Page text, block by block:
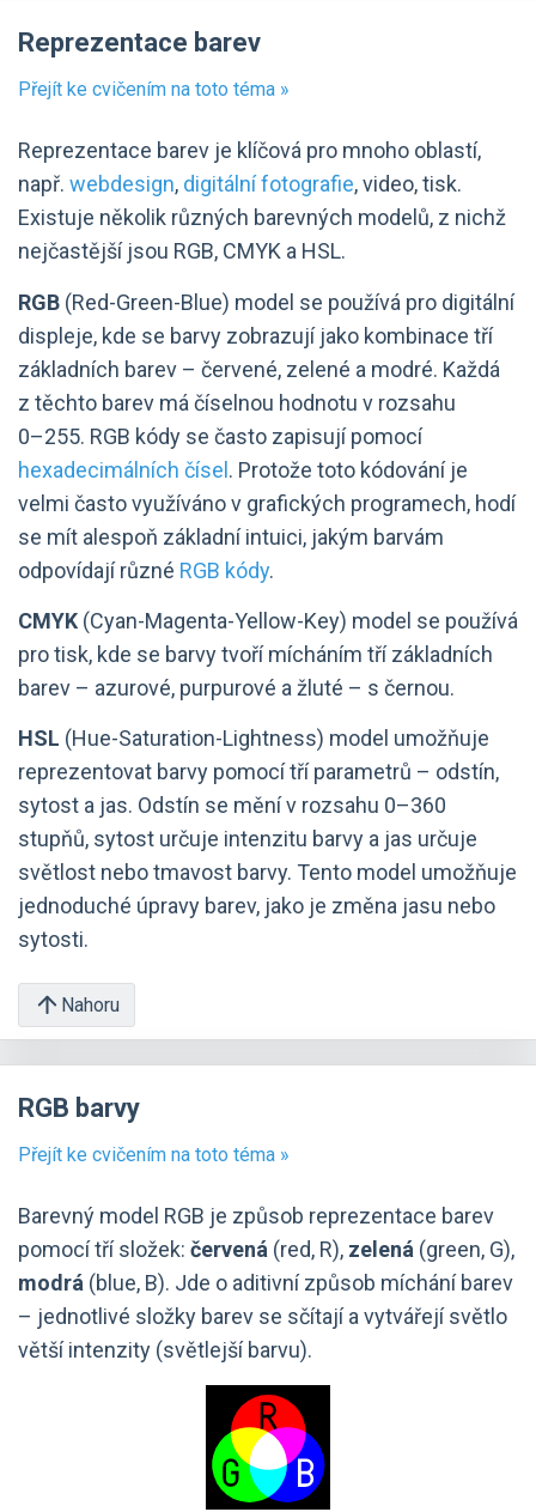
Reprezentace barev
Přejít ke cvičením na toto téma »
Reprezentace barev je klíčová pro mnoho oblastí,
např. webdesign, digitální fotografie, video, tisk.
Existuje několik různých barevných modelů, z nichž
nejčastější jsou RGB, CMYK a HSL.
RGB (Red-Green-Blue) model se používá pro digitální
displeje, kde se barvy zobrazují jako kombinace tří
základních barev – červené, zelené a modré. Každá
z těchto barev má číselnou hodnotu v rozsahu
0–⁠255. RGB kódy se často zapisují pomocí
hexadecimálních čísel. Protože toto kódování je
velmi často využíváno v grafických programech, hodí
se mít alespoň základní intuici, jakým barvám
odpovídají různé RGB kódy.
CMYK (Cyan-Magenta-Yellow-Key) model se používá
pro tisk, kde se barvy tvoří mícháním tří základních
barev – azurové, purpurové a žluté – s černou.
HSL (Hue-Saturation-Lightness) model umožňuje
reprezentovat barvy pomocí tří parametrů – odstín,
sytost a jas. Odstín se mění v rozsahu 0–⁠360
stupňů, sytost určuje intenzitu barvy a jas určuje
světlost nebo tmavost barvy. Tento model umožňuje
jednoduché úpravy barev, jako je změna jasu nebo
sytosti.
Nahoru
RGB barvy
Přejít ke cvičením na toto téma »
Barevný model RGB je způsob reprezentace barev
pomocí tří složek: červená (red, R), zelená (green, G),
modrá (blue, B). Jde o aditivní způsob míchání barev
– jednotlivé složky barev se sčítají a vytvářejí světlo
větší intenzity (světlejší barvu).